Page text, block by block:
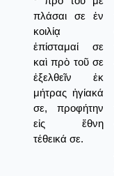
πλάσαι σε ἐν
κοιλίᾳ
ἐπίσταμαί σε
καὶ πρὸ τοῦ σε
ἐξελθεῖν ἐκ
μήτρας ἡγίακά
σε, προφήτην
εἰς ἔθνη
τέθεικά σε.